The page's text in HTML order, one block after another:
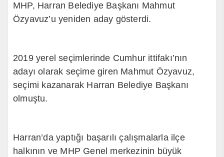
MHP, Harran Belediye Başkanı Mahmut
Özyavuz’u yeniden aday gösterdi.
2019 yerel seçimlerinde Cumhur ittifakı’nın
adayı olarak seçime giren Mahmut Özyavuz,
seçimi kazanarak Harran Belediye Başkanı
olmuştu.
Harran’da yaptığı başarılı çalışmalarla ilçe
halkının ve MHP Genel merkezinin büyük